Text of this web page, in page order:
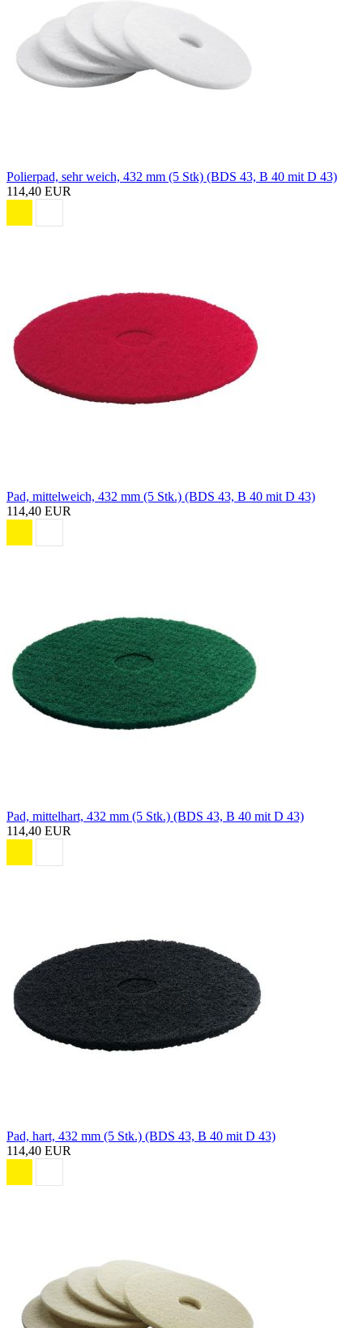
Polierpad, sehr weich, 432 mm (5 Stk) (BDS 43, B 40 mit D 43)
114,40 EUR
Pad, mittelweich, 432 mm (5 Stk.) (BDS 43, B 40 mit D 43)
114,40 EUR
Pad, mittelhart, 432 mm (5 Stk.) (BDS 43, B 40 mit D 43)
114,40 EUR
Pad, hart, 432 mm (5 Stk.) (BDS 43, B 40 mit D 43)
114,40 EUR